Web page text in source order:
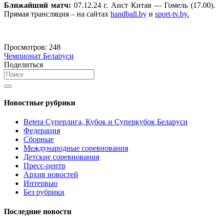
Ближайший матч: 07.12.24 г. Аист Китая — Гомель (17.00).
Прямая трансляция – на сайтах handball.by и sport-tv.by.
Просмотров: 248
Чемпионат Беларуси
Поделиться
Новостные рубрики
Betera Суперлига, Кубок и Суперкубок Беларуси
Федерация
Сборные
Международные соревнования
Детские соревнования
Пресс-центр
Архив новостей
Интервью
Без рубрики
Последние новости